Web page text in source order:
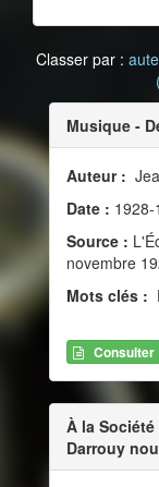
Classer par :
Musique -
Auteur :
Date : 1928-
Source :
novembre
Mots clés :
Consulter
À la
Darrouy